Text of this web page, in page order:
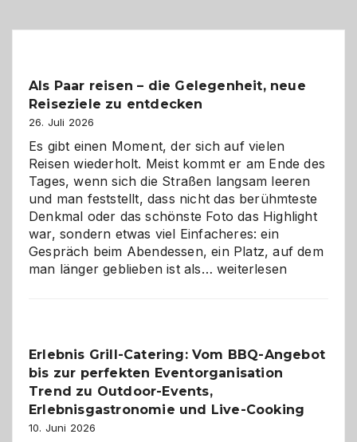
Als Paar reisen – die Gelegenheit, neue
Reiseziele zu entdecken
26. Juli 2026
Es gibt einen Moment, der sich auf vielen
Reisen wiederholt. Meist kommt er am Ende des
Tages, wenn sich die Straßen langsam leeren
und man feststellt, dass nicht das berühmteste
Denkmal oder das schönste Foto das Highlight
war, sondern etwas viel Einfacheres: ein
Gespräch beim Abendessen, ein Platz, auf dem
man länger geblieben ist als… Als
Gelegenheit,
neue
zu
weiterlesen
Erlebnis Grill-Catering: Vom BBQ-Angebot
bis zur perfekten Eventorganisation
Trend zu Outdoor-Events,
Erlebnisgastronomie und Live-Cooking
10. Juni 2026